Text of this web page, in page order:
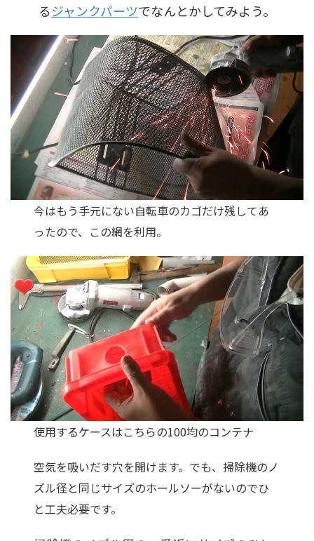
るジャンクパーツでなんとかしてみよう。
今はもう手元にない自転車のカゴだけ残してあ
ったので、この網を利用。
使用するケースはこちらの100均のコンテナ
空気を吸いだす穴を開けます。でも、掃除機のノ
ズル径と同じサイズのホールソーがないのでひ
と工夫必要です。